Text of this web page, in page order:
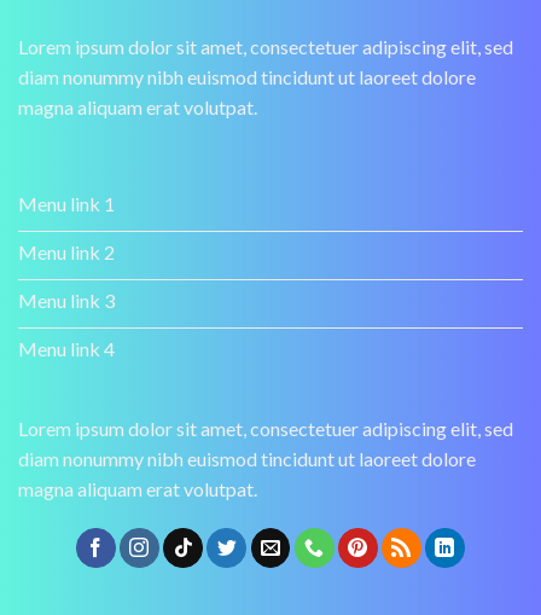
Lorem ipsum dolor sit amet, consectetuer adipiscing elit, sed
diam nonummy nibh euismod tincidunt ut laoreet dolore
magna aliquam erat volutpat.
Menu link 1
Menu link 2
Menu link 3
Menu link 4
Lorem ipsum dolor sit amet, consectetuer adipiscing elit, sed
diam nonummy nibh euismod tincidunt ut laoreet dolore
magna aliquam erat volutpat.